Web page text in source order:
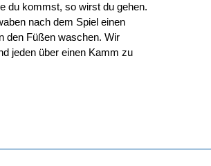
du kommst, so wirst du gehen.
nach dem Spiel einen
den Füßen waschen. Wir
jeden über einen Kamm zu